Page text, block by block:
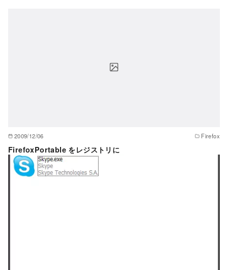
2009/12/06 Firefox
FirefoxPortable をレジストリに